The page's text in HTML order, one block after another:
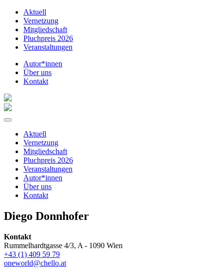
Aktuell
Vernetzung
Mitgliedschaft
Pluchpreis 2026
Veranstaltungen
Autor*innen
Über uns
Kontakt
Aktuell
Vernetzung
Mitgliedschaft
Pluchpreis 2026
Veranstaltungen
Autor*innen
Über uns
Kontakt
Diego Donnhofer
Kontakt
Rummelhardtgasse 4/3, A - 1090 Wien
+43 (1) 409 59 79
oneworld@chello.at